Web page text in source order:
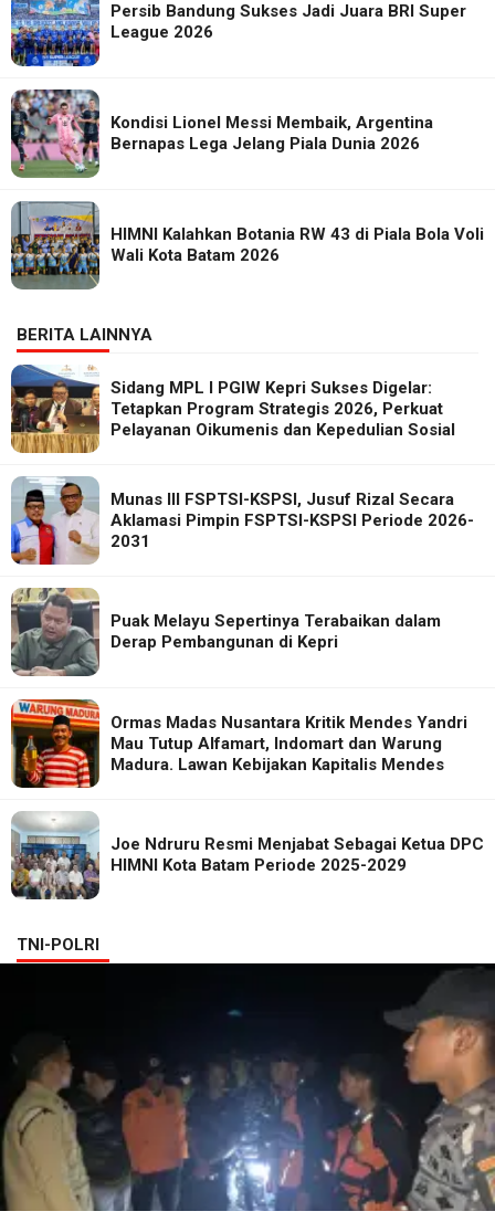
Persib Bandung Sukses Jadi Juara BRI Super
League 2026
Kondisi Lionel Messi Membaik, Argentina
Bernapas Lega Jelang Piala Dunia 2026
HIMNI Kalahkan Botania RW 43 di Piala Bola Voli
Wali Kota Batam 2026
BERITA LAINNYA
Sidang MPL I PGIW Kepri Sukses Digelar:
Tetapkan Program Strategis 2026, Perkuat
Pelayanan Oikumenis dan Kepedulian Sosial
Munas III FSPTSI-KSPSI, Jusuf Rizal Secara
Aklamasi Pimpin FSPTSI-KSPSI Periode 2026-
2031
Puak Melayu Sepertinya Terabaikan dalam
Derap Pembangunan di Kepri
Ormas Madas Nusantara Kritik Mendes Yandri
Mau Tutup Alfamart, Indomart dan Warung
Madura. Lawan Kebijakan Kapitalis Mendes
Joe Ndruru Resmi Menjabat Sebagai Ketua DPC
HIMNI Kota Batam Periode 2025-2029
TNI-POLRI